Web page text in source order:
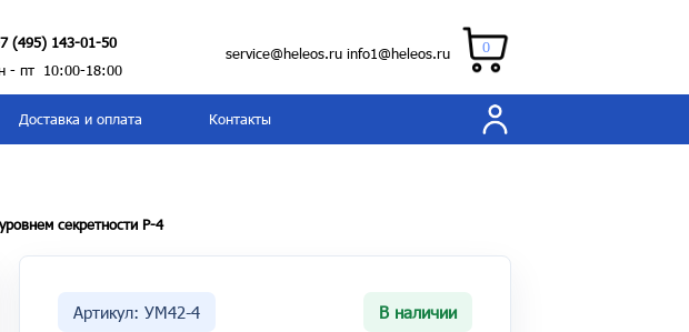
(495) 143-01-50
- пт 10:00-18:00
service@heleos.ru info1@heleos.ru 0
Доставка и оплата Контакты
секретности P-4
Артикул: УМ42-4 В наличии